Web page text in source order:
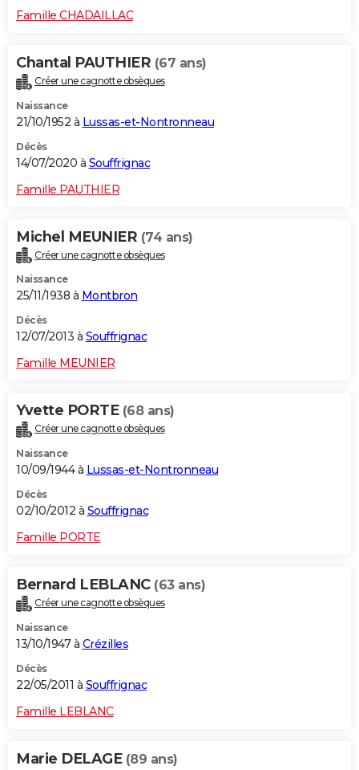
Famille CHADAILLAC
Chantal PAUTHIER (67 ans)
Créer une cagnotte obsèques
Naissance
21/10/1952 à Lussas-et-Nontronneau
Décès
14/07/2020 à Souffrignac
Famille PAUTHIER
Michel MEUNIER (74 ans)
Créer une cagnotte obsèques
Naissance
25/11/1938 à Montbron
Décès
12/07/2013 à Souffrignac
Famille MEUNIER
Yvette PORTE (68 ans)
Créer une cagnotte obsèques
Naissance
10/09/1944 à Lussas-et-Nontronneau
Décès
02/10/2012 à Souffrignac
Famille PORTE
Bernard LEBLANC (63 ans)
Créer une cagnotte obsèques
Naissance
13/10/1947 à Crézilles
Décès
22/05/2011 à Souffrignac
Famille LEBLANC
Marie DELAGE (89 ans)